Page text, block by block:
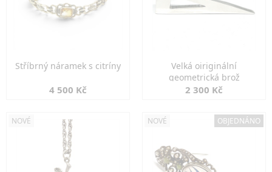
Stříbrný náramek s citríny
4 500 Kč
Velká oiriginální
geometrická brož
2 300 Kč
NOVÉ NOVÉ OBJEDNÁNO